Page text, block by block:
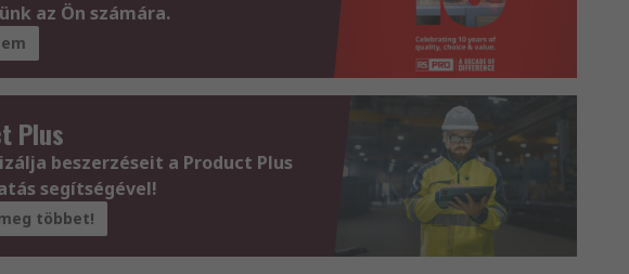
az Ön számára.
Plus
beszerzéseit a Product Plus
segítségével!
többet!